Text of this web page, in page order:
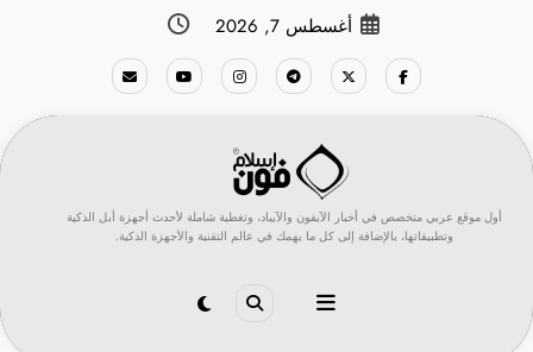
أغسطس 7, 2026
أول موقع عربي متخصص في أخبار الآيفون والآيباد، وتغطية شاملة لأحدث أجهزة أبل الذكية
وتطبيقاتها، بالإضافة إلى كل ما يهمك في عالم التقنية والأجهزة الذكية.